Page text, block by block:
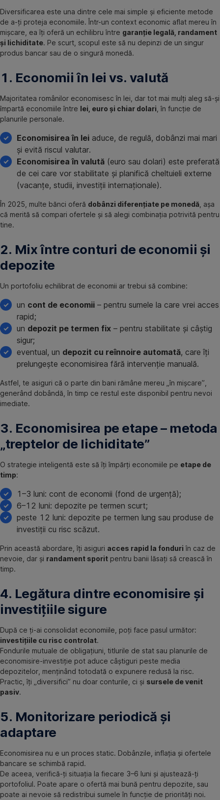
Diversificarea este una dintre cele mai simple și eficiente metode
de a-ți proteja economiile. Într-un context economic aflat mereu în
mișcare, ea îți oferă un echilibru între garanție legală, randament
și lichiditate. Pe scurt, scopul este să nu depinzi de un singur
produs bancar sau de o singură monedă.
1. Economii în lei vs. valută
Majoritatea românilor economisesc în lei, dar tot mai mulți aleg să-și
împartă economiile între lei, euro și chiar dolari , în funcție de
planurile personale.
Economisirea în lei aduce, de regulă, dobânzi mai mari
și evită riscul valutar.
Economisirea în valută (euro sau dolari) este preferată
de cei care vor stabilitate și planifică cheltuieli externe
(vacanțe, studii, investiții internaționale).
În 2025, multe bănci oferă dobânzi diferențiate pe monedă , așa
că merită să compari ofertele și să alegi combinația potrivită pentru
tine.
2. Mix între conturi de economii și
depozite
Un portofoliu echilibrat de economii ar trebui să combine:
un cont de economii – pentru sumele la care vrei acces
rapid;
un depozit pe termen fix – pentru stabilitate și câștig
sigur;
eventual, un depozit cu reînnoire automată, care îți
prelungește economisirea fără intervenție manuală.
Astfel, te asiguri că o parte din bani rămâne mereu „în mișcare”,
generând dobândă, în timp ce restul este disponibil pentru nevoi
imediate.
3. Economisirea pe etape – metoda
„treptelor de lichiditate”
O strategie inteligentă este să îți împărți economiile pe etape de
timp:
1–3 luni: cont de economii (fond de urgență);
6–12 luni: depozite pe termen scurt;
peste 12 luni: depozite pe termen lung sau produse de
investiții cu risc scăzut.
Prin această abordare, îți asiguri acces rapid la fonduri în caz de
nevoie, dar și randament sporit pentru banii lăsați să crească în
timp.
4. Legătura dintre economisire și
investițiile sigure
După ce ți-ai consolidat economiile, poți face pasul următor:
investițiile cu risc controlat.
Fondurile mutuale de obligațiuni, titlurile de stat sau planurile de
economisire-investiție pot aduce câștiguri peste media
depozitelor, menținând totodată o expunere redusă la risc.
Practic, îți „diversifici” nu doar conturile, ci și sursele de venit
pasiv.
5. Monitorizare periodică și
adaptare
Economisirea nu e un proces static. Dobânzile, inflația și ofertele
bancare se schimbă rapid.
De aceea, verifică-ți situația la fiecare 3–6 luni și ajustează-ți
portofoliul. Poate apare o ofertă mai bună pentru depozite, sau
poate ai nevoie să redistribui sumele în funcție de priorități noi.